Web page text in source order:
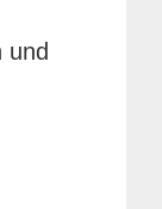
und